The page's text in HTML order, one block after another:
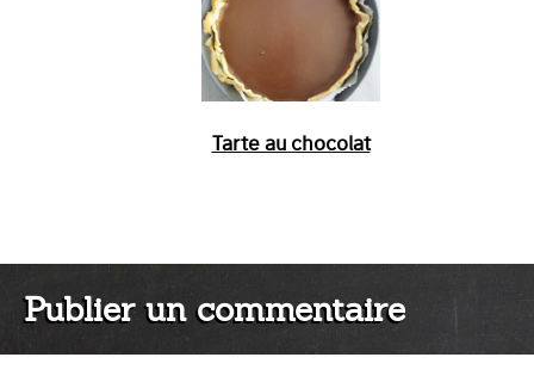
Tarte au chocolat
Publier un commentaire